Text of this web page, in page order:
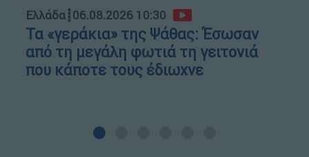
Ελλάδα┋06.08.2026 10:30
Τα «γεράκια» της Ψάθας: Έσωσαν
από τη μεγάλη φωτιά τη γειτονιά
που κάποτε τους έδιωχνε